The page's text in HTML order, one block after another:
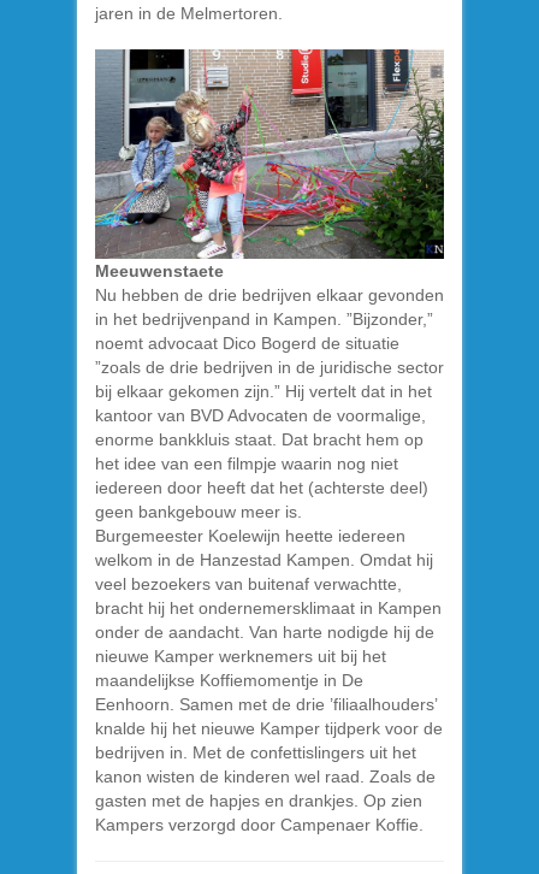
jaren in de Melmertoren.
Meeuwenstaete
Nu hebben de drie bedrijven elkaar gevonden
in het bedrijvenpand in Kampen. ”Bijzonder,”
noemt advocaat Dico Bogerd de situatie
”zoals de drie bedrijven in de juridische sector
bij elkaar gekomen zijn.” Hij vertelt dat in het
kantoor van BVD Advocaten de voormalige,
enorme bankkluis staat. Dat bracht hem op
het idee van een filmpje waarin nog niet
iedereen door heeft dat het (achterste deel)
geen bankgebouw meer is.
Burgemeester Koelewijn heette iedereen
welkom in de Hanzestad Kampen. Omdat hij
veel bezoekers van buitenaf verwachtte,
bracht hij het ondernemersklimaat in Kampen
onder de aandacht. Van harte nodigde hij de
nieuwe Kamper werknemers uit bij het
maandelijkse Koffiemomentje in De
Eenhoorn. Samen met de drie ’filiaalhouders’
knalde hij het nieuwe Kamper tijdperk voor de
bedrijven in. Met de confettislingers uit het
kanon wisten de kinderen wel raad. Zoals de
gasten met de hapjes en drankjes. Op zien
Kampers verzorgd door Campenaer Koffie.